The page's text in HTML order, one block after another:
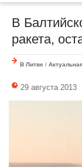
В
ракета,
В Литве /
29 августа 2013